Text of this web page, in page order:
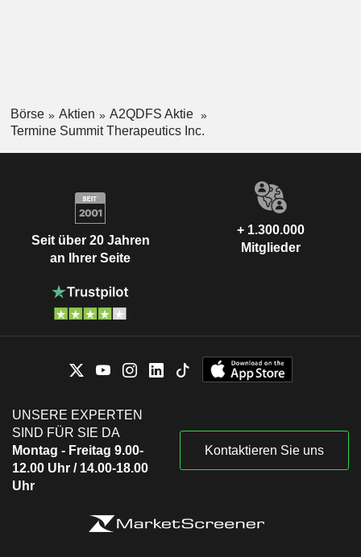
Börse Aktien
A2QDFS Aktie
Termine Summit Therapeutics Inc.
Seit über 20 Jahren
an Ihrer Seite
+ 1.300.000
Mitglieder
UNSERE EXPERTEN
SIND FÜR SIE DA
Montag - Freitag 9.00-
12.00 Uhr / 14.00-18.00
Uhr
Kontaktieren Sie uns